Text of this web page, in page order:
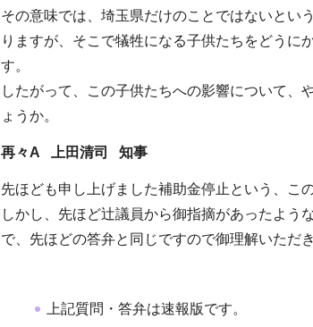
その意味では、埼玉県だけのことではないとい
りますが、そこで犠牲になる子供たちをどうに
す。
したがって、この子供たちへの影響について、
ょうか。
再々A 上田清司 知事
先ほども申し上げました補助金停止という、こ
しかし、先ほど辻議員から御指摘があったよう
で、先ほどの答弁と同じですので御理解いただ
上記質問・答弁は速報版です。